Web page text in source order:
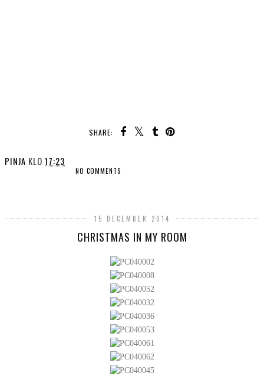
SHARE:
PINJA KLO 17:23
NO COMMENTS
15 DECEMBER 2014
CHRISTMAS IN MY ROOM